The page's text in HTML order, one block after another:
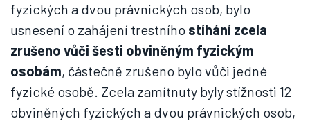
fyzických a dvou právnických osob, bylo
usnesení o zahájení trestního stíhání zcela
zrušeno vůči šesti obviněným fyzickým
osobám, částečně zrušeno bylo vůči jedné
fyzické osobě. Zcela zamítnuty byly stížnosti 12
obviněných fyzických a dvou právnických osob,